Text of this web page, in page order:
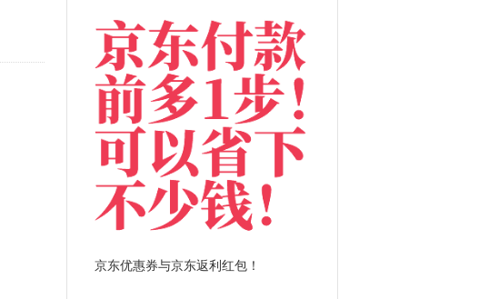
京东优惠券与京东返利红包！